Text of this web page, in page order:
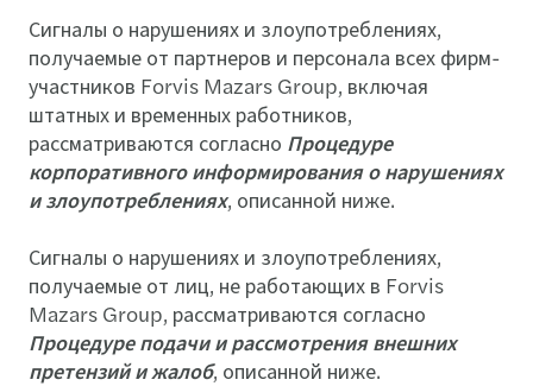
Сигналы о нарушениях и злоупотреблениях,
получаемые от партнеров и персонала всех фирм-
участников Forvis Mazars Group, включая
штатных и временных работников,
рассматриваются согласно Процедуре
корпоративного информирования о нарушениях
и злоупотреблениях, описанной ниже.
Сигналы о нарушениях и злоупотреблениях,
получаемые от лиц, не работающих в Forvis
Mazars Group, рассматриваются согласно
Процедуре подачи и рассмотрения внешних
претензий и жалоб, описанной ниже.